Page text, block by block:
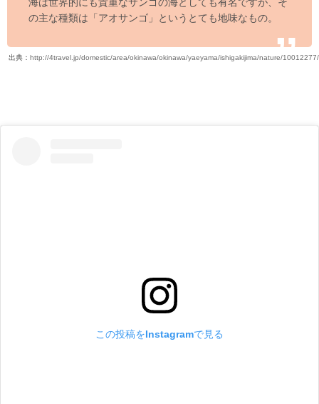
の主な種類は「アオサンゴ」というとても地味なもの。
出典： http://4travel.jp/domestic/area/okinawa/okinawa/yaeyama/ishigakijima/nature/10012277/
この投稿をInstagramで見る